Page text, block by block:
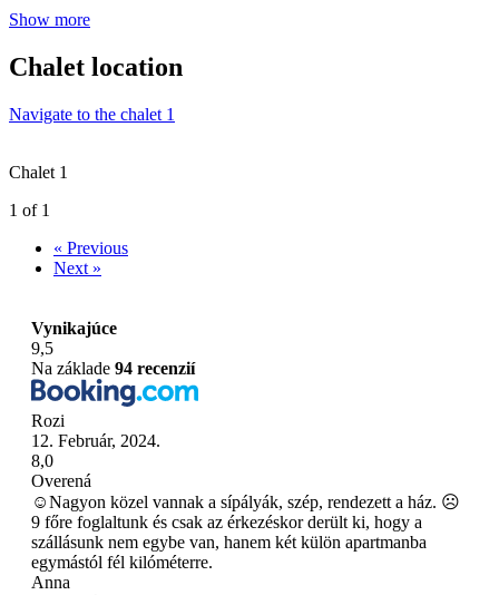
Show more
Chalet location
Navigate to the chalet 1
Chalet 1
1 of 1
« Previous
Next »
Vynikajúce
9,5
Na základe 94 recenzií
Rozi
12. Február, 2024.
8,0
Overená
☺Nagyon közel vannak a sípályák, szép, rendezett a ház. ☹
9 főre foglaltunk és csak az érkezéskor derült ki, hogy a
szállásunk nem egybe van, hanem két külön apartmanba
egymástól fél kilóméterre.
Anna